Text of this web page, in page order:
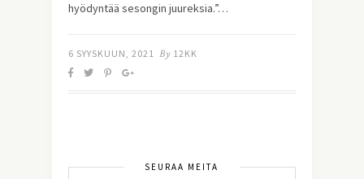
hyödyntää sesongin juureksia.”…
6 SYYSKUUN, 2021 By 12KK
SEURAA MEITÄ